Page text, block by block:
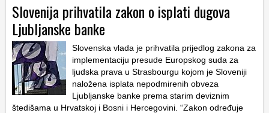
Slovenija prihvatila zakon o isplati dugova
Ljubljanske banke
Slovenska vlada je prihvatila prijedlog zakona za
implementaciju presude Europskog suda za
ljudska prava u Strasbourgu kojom je Sloveniji
naložena isplata nepodmirenih obveza
Ljubljanske banke prema starim deviznim
štedišama u Hrvatskoj i Bosni i Hercegovini. “Zakon određuje